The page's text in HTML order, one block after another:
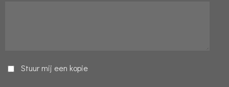
Stuur mij een kopie